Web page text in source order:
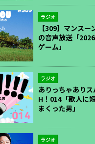
ラジオ
【309】マンスー
の音声放送「
ゲーム」
ラジオ
ありっちゃありス
H！014「歌人に
まくった男」
ラジオ